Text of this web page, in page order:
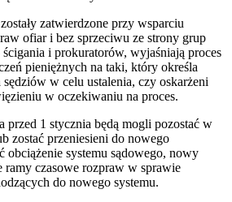
zatwierdzone przy wsparciu
ofiar i bez sprzeciwu ze strony grup
i prokuratorów, wyjaśniają proces
pieniężnych na taki, który określa
sędziów w celu ustalenia, czy oskarżeni
w oczekiwaniu na proces.
przed 1 stycznia będą mogli pozostać w
zostać przeniesieni do nowego
obciążenie systemu sądowego, nowy
ramy czasowe rozpraw w sprawie
do nowego systemu.